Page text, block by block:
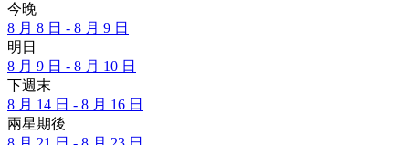
今晚
8 月 8 日 - 8 月 9 日
明日
8 月 9 日 - 8 月 10 日
下週末
8 月 14 日 - 8 月 16 日
兩星期後